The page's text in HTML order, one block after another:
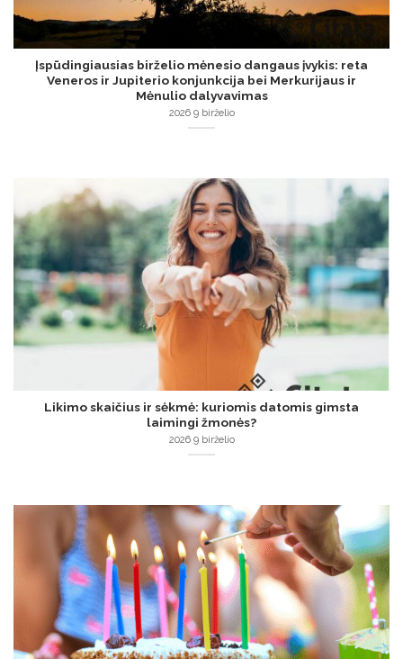
Įspūdingiausias birželio mėnesio dangaus įvykis: reta
Veneros ir Jupiterio konjunkcija bei Merkurijaus ir
Mėnulio dalyvavimas
2026 9 birželio
Likimo skaičius ir sėkmė: kuriomis datomis gimsta
laimingi žmonės?
2026 9 birželio